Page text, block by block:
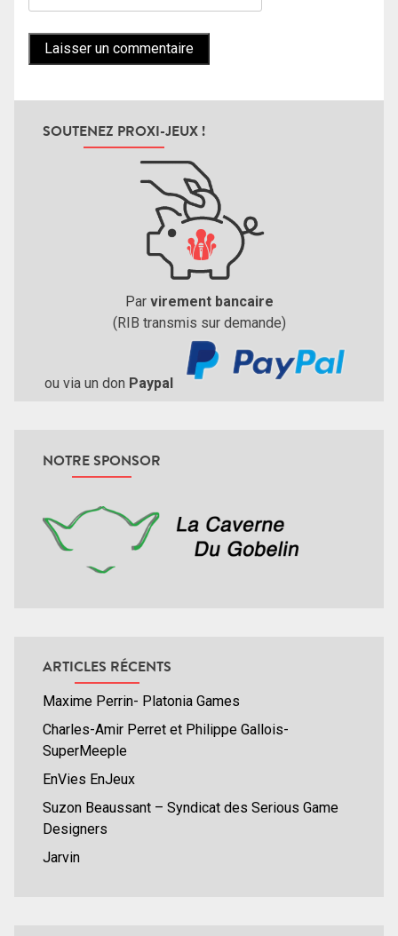
SOUTENEZ PROXI-JEUX !
Par virement bancaire
(RIB transmis sur demande)
ou via un don Paypal
NOTRE SPONSOR
ARTICLES RÉCENTS
Maxime Perrin- Platonia Games
Charles-Amir Perret et Philippe Gallois-
SuperMeeple
EnVies EnJeux
Suzon Beaussant – Syndicat des Serious Game
Designers
Jarvin